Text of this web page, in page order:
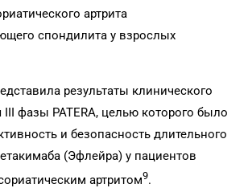
артрита
спондилита у взрослых
результаты клинического
III фазы PATERA, целью которого было
и безопасность длительного
(Эфлейра) у пациентов
артритом9.